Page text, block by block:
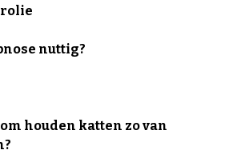
nuttig?
houden katten zo van